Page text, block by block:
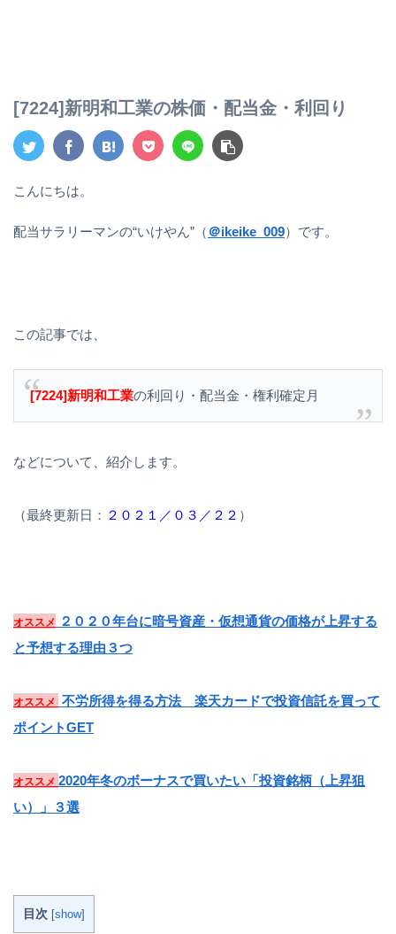
[7224]新明和工業の株価・配当金・利回り
こんにちは。
配当サラリーマンの“いけやん”（ ＠ikeike_009）です。
この記事では、
[7224]新明和工業の利回り・配当金・権利確定月
などについて、紹介します。
（最終更新日： ２０２１／０３／２２ ）
オススメ
２０２０年台に暗号資産・仮想通貨の価格が上昇する
と予想する理由３つ
オススメ
不労所得を得る方法 楽天カードで投資信託を買って
ポイントGET
オススメ 2020年冬のボーナスで買いたい「投資銘柄（上昇狙
い）」３選
目次 [show]